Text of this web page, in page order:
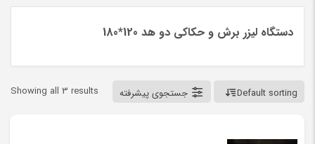
دستگاه لیزر برش و حکاکی دو هد 120*180
Showing all 3 results Default sorting جستجوی پیشرفته